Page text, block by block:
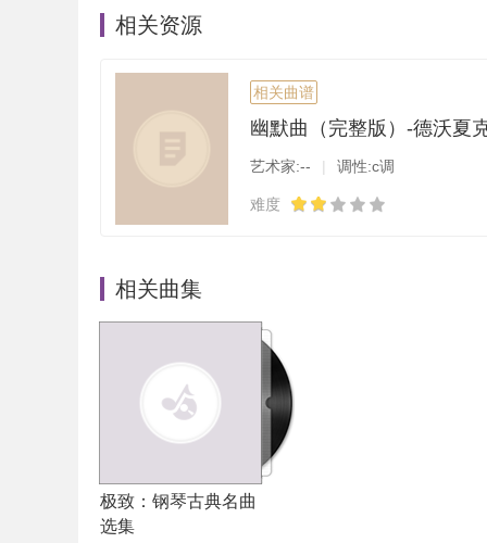
相关资源
相关曲谱
幽默曲（完整版）-德沃夏
艺术家:-- | 调性:c调
难度
相关曲集
极致：钢琴古典名曲
选集